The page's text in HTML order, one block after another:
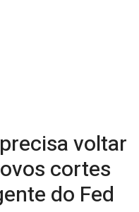
voltar
cortes
do Fed